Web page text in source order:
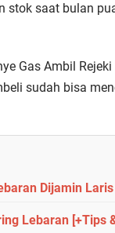
saat bulan
Gas Ambil
sudah bisa
Dijamin
Lebaran [+Tips